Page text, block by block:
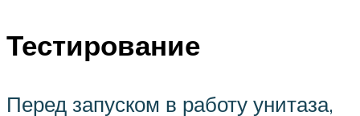
Тестирование
Перед запуском в работу унитаза,